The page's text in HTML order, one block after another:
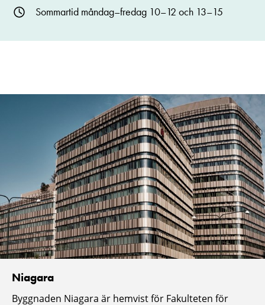
Sommartid måndag–fredag 10–12 och 13–15
Niagara
Byggnaden Niagara är hemvist för Fakulteten för